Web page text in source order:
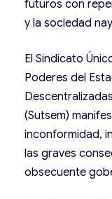
futuros con
y la sociedad
El Sindicato
Poderes del
(Sutsem)
inconformidad,
las graves
obsecuente